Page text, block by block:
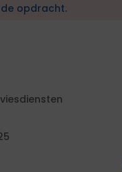
opdracht.